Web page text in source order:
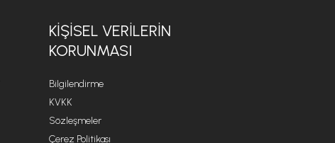
KIŞISEL VERILERIN
KORUNMASI
Bilgilendirme
KVKK
Sözleşmeler
Çerez Politikası